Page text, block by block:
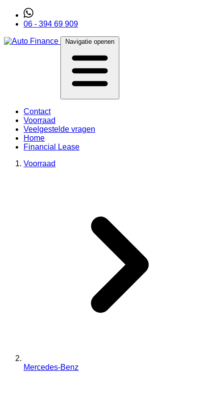
06 - 394 69 909
Navigatie openen
Contact
Voorraad
Veelgestelde vragen
Home
Financial Lease
Voorraad
Mercedes-Benz